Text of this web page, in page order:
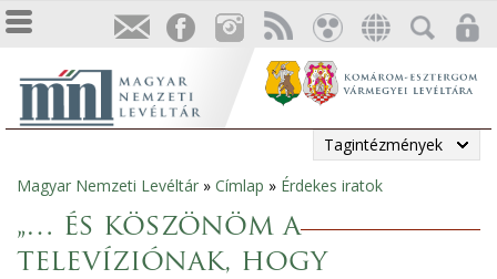
Tagintézmények
Jelenlegi
hely
Magyar Nemzeti Levéltár » Címlap » Érdekes iratok
„… és köszönöm a
televíziónak, hogy